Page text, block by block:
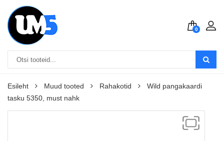
0
Esileht Muud tooted Rahakotid
Wild pangakaardi
tasku 5350, must nahk